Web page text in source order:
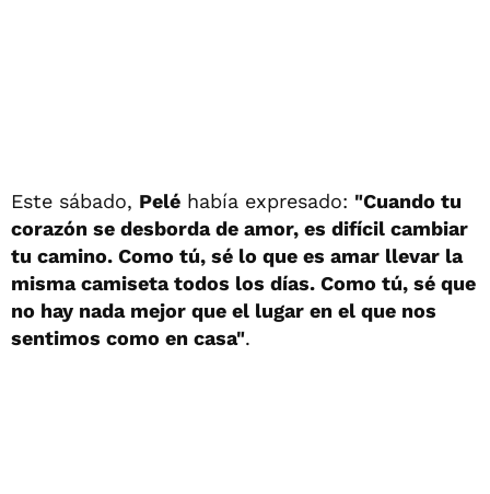
Este sábado, Pelé había expresado: "Cuando tu
corazón se desborda de amor, es difícil cambiar
tu camino. Como tú, sé lo que es amar llevar la
misma camiseta todos los días. Como tú, sé que
no hay nada mejor que el lugar en el que nos
sentimos como en casa".